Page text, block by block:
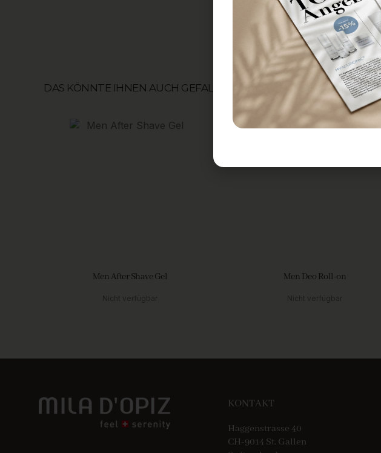
DAS KÖNNTE IHNEN AUCH GEFALLEN
Men After Shave Gel Men Deo Roll-on
KONTAKT
Haggenstrasse 40
CH-9014 St. Gallen